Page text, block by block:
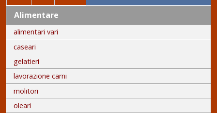
Alimentare
alimentari vari
caseari
gelatieri
lavorazione carni
molitori
oleari